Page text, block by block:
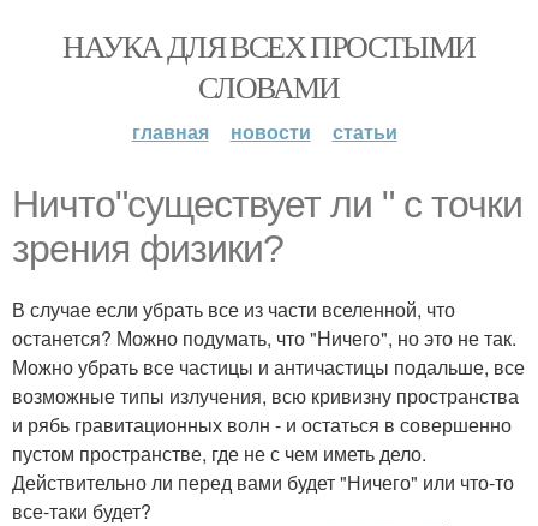
НАУКА ДЛЯ ВСЕХ ПРОСТЫМИ
СЛОВАМИ
главная новости статьи
Ничто"существует ли " с точки
зрения физики?
В случае если убрать все из части вселенной, что
останется? Можно подумать, что "Ничего", но это не так.
Можно убрать все частицы и античастицы подальше, все
возможные типы излучения, всю кривизну пространства
и рябь гравитационных волн - и остаться в совершенно
пустом пространстве, где не с чем иметь дело.
Действительно ли перед вами будет "Ничего" или что-то
все-таки будет?